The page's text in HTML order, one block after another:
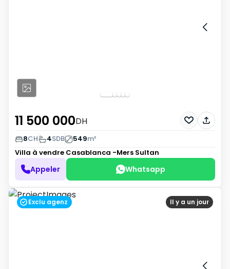
11 500 000DH
8CH 4SDB 549m²
Villa à vendre Casablanca -Mers Sultan
Appeler Whatsapp
Il y a un jour
Exclu agenz